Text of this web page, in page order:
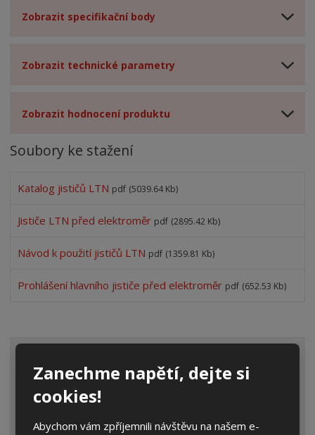
Zanechme napětí, dejte si
cookies!
Abychom vám zpříjemnili návštěvu na našem e-
Zobrazit specifikační body
Zobrazit technické parametry
Zobrazit hodnocení produktu
Soubory ke stažení
Katalog jističů LTN pdf (5039.64 Kb)
Jističe LTN před elektroměr pdf (2895.42 Kb)
Návod k použití jističů LTN pdf (1359.81 Kb)
Prohlášení hlavního jističe před elektroměr pdf (652.53 Kb)
Elektroměrové rozvaděče